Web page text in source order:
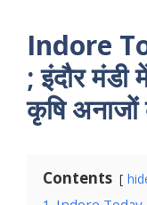
Indore
; इंदौर
कृषि
Contents